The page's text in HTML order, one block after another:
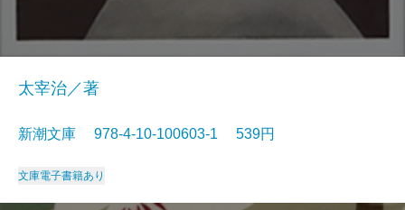
太宰治／著
新潮文庫 978-4-10-100603-1 539円
文庫電子書籍あり